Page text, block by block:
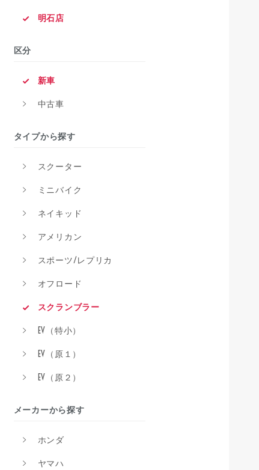
明石店
区分
新車
中古車
タイプから探す
スクーター
ミニバイク
ネイキッド
アメリカン
スポーツ/レプリカ
オフロード
スクランブラー
EV（特小）
EV（原１）
EV（原２）
メーカーから探す
ホンダ
ヤマハ